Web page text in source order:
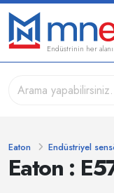
Endüstrinin her
Eaton :
Eaton Endüstriyel